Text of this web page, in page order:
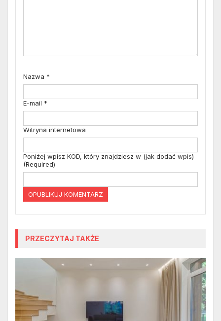
Nazwa *
E-mail *
Witryna internetowa
Poniżej wpisz KOD, który znajdziesz w (jak dodać wpis)
(Required)
PRZECZYTAJ TAKŻE